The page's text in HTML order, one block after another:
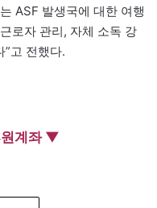
ASF 발생국에 대한 여행
로자 관리, 자체 소독 강
고 전했다.
계좌 ▼